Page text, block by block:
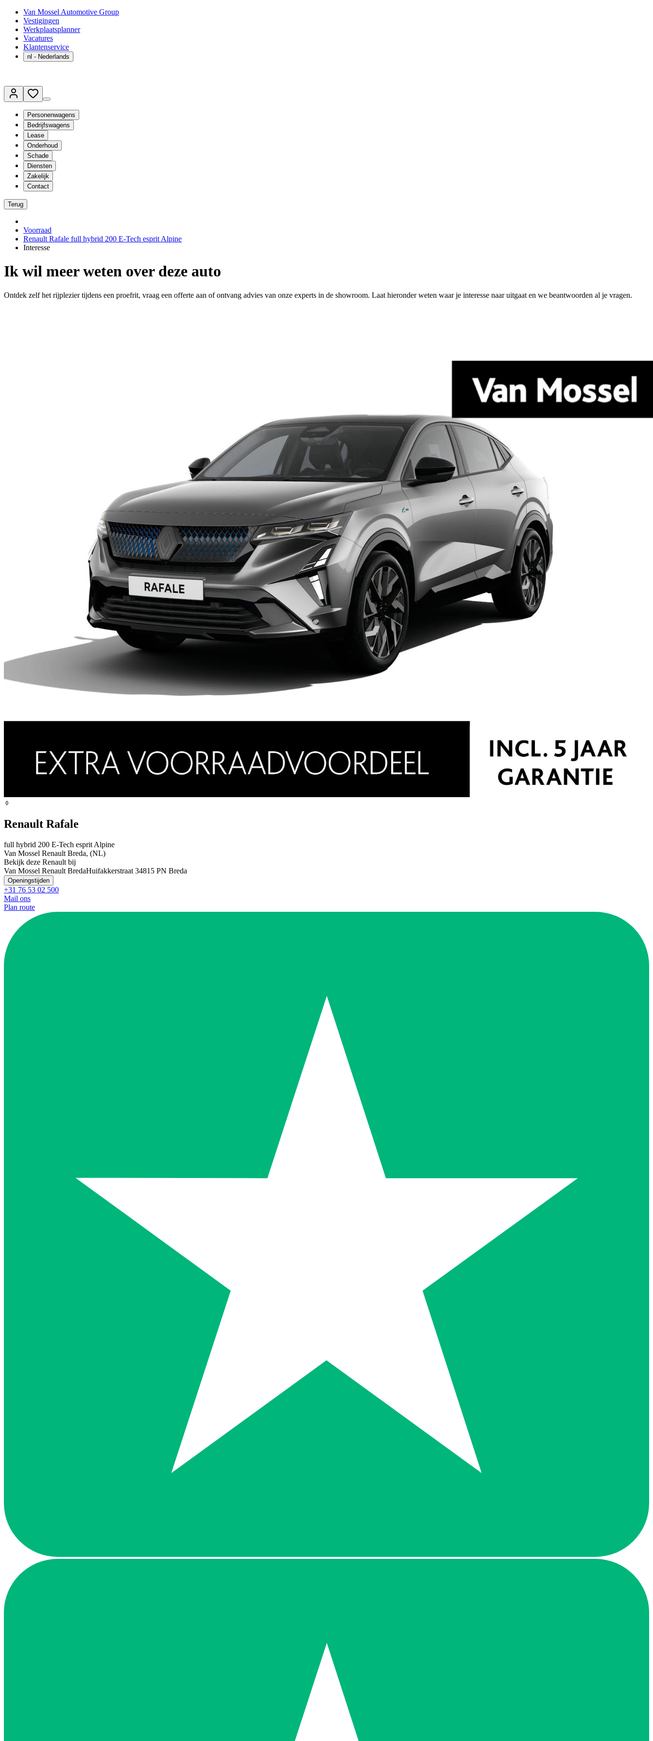
Van Mossel Automotive Group
Vestigingen
Werkplaatsplanner
Vacatures
Klantenservice
nl - Nederlands
Personenwagens
Bedrijfswagens
Lease
Onderhoud
Schade
Diensten
Zakelijk
Contact
Terug
Voorraad
Renault Rafale full hybrid 200 E-Tech esprit Alpine
Interesse
Ik wil meer weten over deze auto
Ontdek zelf het rijplezier tijdens een proefrit, vraag een offerte aan of ontvang advies van onze experts in de showroom. Laat hieronder weten waar je interesse naar uitgaat en we beantwoorden al je vragen.
Renault Rafale
full hybrid 200 E-Tech esprit Alpine
Van Mossel Renault Breda, (NL)
Bekijk deze Renault bij
Van Mossel Renault BredaHuifakkerstraat 34815 PN Breda
Openingstijden
+31 76 53 02 500
Mail ons
Plan route